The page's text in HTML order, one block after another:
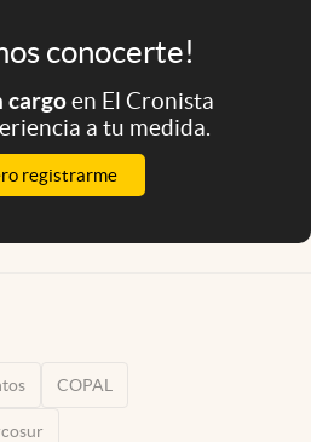
conocerte!
cargoen El Cronista
a tu medida.
registrarme
COPAL